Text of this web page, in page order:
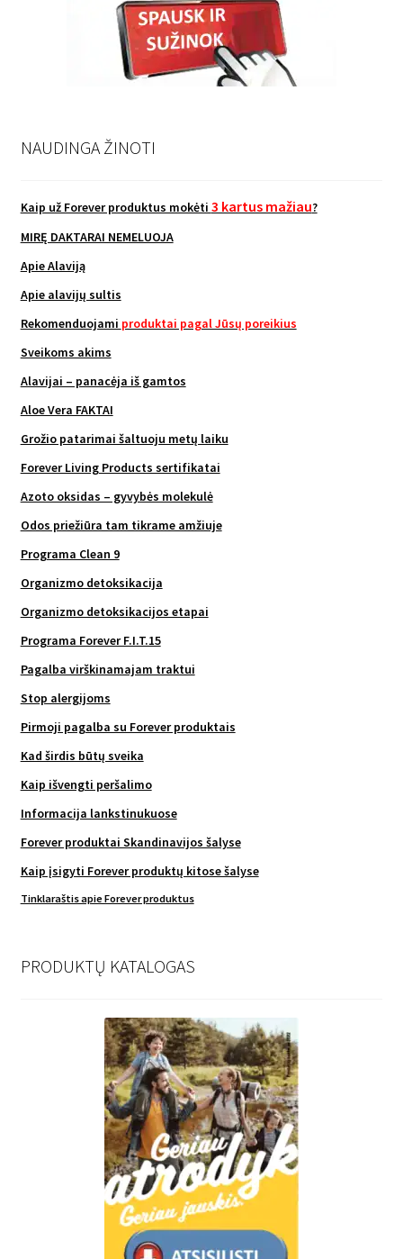
NAUDINGA ŽINOTI
Kaip už Forever produktus mokėti 3 kartus mažiau?
MIRĘ DAKTARAI NEMELUOJA
Apie Alaviją
Apie alavijų sultis
Rekomenduojami produktai pagal Jūsų poreikius
Sveikoms akims
Alavijai – panacėja iš gamtos
Aloe Vera FAKTAI
Grožio patarimai šaltuoju metų laiku
Forever Living Products sertifikatai
Azoto oksidas – gyvybės molekulė
Odos priežiūra tam tikrame amžiuje
Programa Clean 9
Organizmo detoksikacija
Organizmo detoksikacijos etapai
Programa Forever F.I.T.15
Pagalba virškinamajam traktui
Stop alergijoms
Pirmoji pagalba su Forever produktais
Kad širdis būtų sveika
Kaip išvengti peršalimo
Informacija lankstinukuose
Forever produktai Skandinavijos šalyse
Kaip įsigyti Forever produktų kitose šalyse
Tinklaraštis apie Forever produktus
PRODUKTŲ KATALOGAS